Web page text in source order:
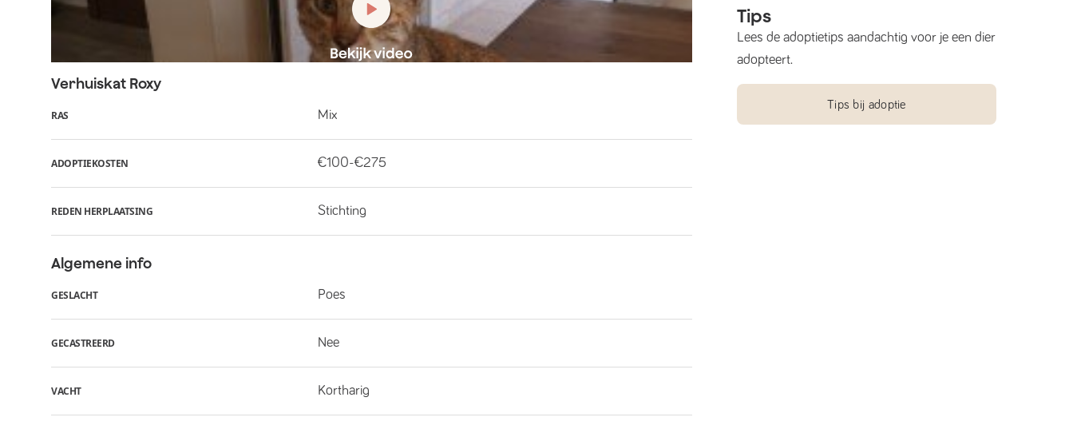
Verhuiskat Roxy
RAS Mix
ADOPTIEKOSTEN €100-€275
REDEN HERPLAATSING Stichting
Algemene info
GESLACHT Poes
GECASTREERD Nee
VACHT Kortharig
Tips
Lees de adoptietips aandachtig voor je een dier
adopteert.
Tips bij adoptie